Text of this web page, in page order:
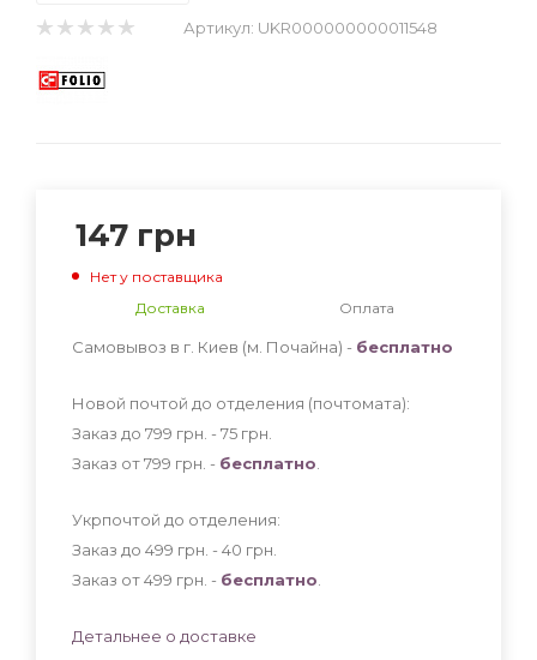
Артикул: UKR000000000011548
147 грн
Нет у поставщика
Доставка
Оплата
Самовывоз в г. Киев (м. Почайна) - бесплатно
Новой почтой до отделения (почтомата):
Заказ до 799 грн. - 75 грн
Заказ от 799 грн. - бесплатно
Укрпочтой до отделения:
Заказ до 499 грн. - 40 грн
Заказ от 499 грн. - бесплатно
Детальнее о доставке